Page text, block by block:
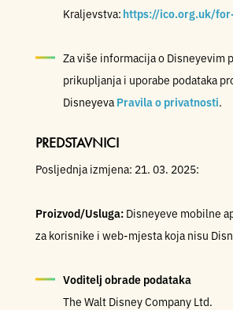
Kraljevstva: https://ico.org.uk/
Za više informacija o Disneyevim
prikupljanja i uporabe podataka
Disneyeva Pravila o privatnosti.
PREDSTAVNICI
Posljednja izmjena: 21. 03. 2025:
Proizvod/Usluga: Disneyeve mobilne
za korisnike i web-mjesta koja nisu
Voditelj obrade podataka
The Walt Disney Company Ltd.